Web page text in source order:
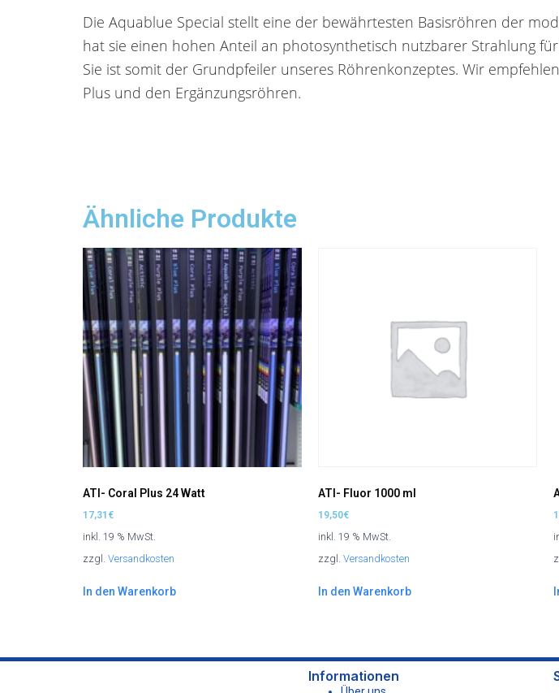
Die Aquablue Special stellt eine der bewährtesten Basisröhren der
hat sie einen hohen Anteil an photosynthetisch nutzbarer Strahlung
Sie ist somit der Grundpfeiler unseres Röhrenkonzeptes. Wir
Plus und den Ergänzungsröhren.
Ähnliche Produkte
ATI- Coral Plus 24 Watt
17,31 €
inkl. 19 % MwSt.
zzgl. Versandkosten
In den Warenkorb
ATI- Fluor 1000 ml
19,50€
inkl. 19 % MwSt.
zzgl. Versandkosten
In den Warenkorb
Informationen